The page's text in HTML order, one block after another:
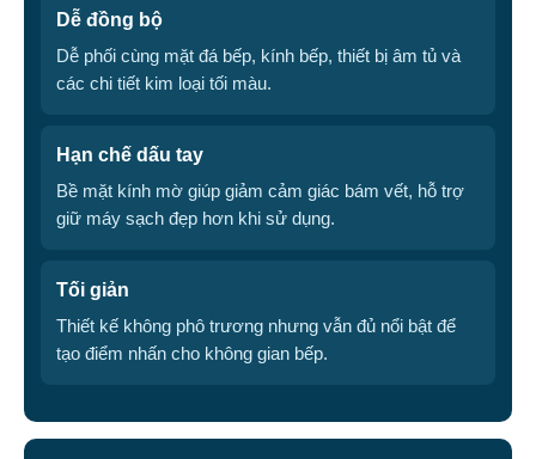
Dễ đồng bộ
Dễ phối cùng mặt đá bếp, kính bếp, thiết bị âm tủ và
các chi tiết kim loại tối màu.
Hạn chế dấu tay
Bề mặt kính mờ giúp giảm cảm giác bám vết, hỗ trợ
giữ máy sạch đẹp hơn khi sử dụng.
Tối giản
Thiết kế không phô trương nhưng vẫn đủ nổi bật để
tạo điểm nhấn cho không gian bếp.